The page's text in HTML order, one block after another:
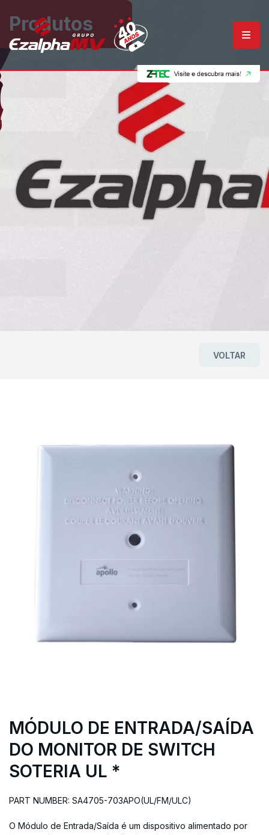
Produtos
VOLTAR
MÓDULO DE ENTRADA/SAÍDA
DO MONITOR DE SWITCH
SOTERIA UL *
PART NUMBER: SA4705-703APO(UL/FM/ULC)
O Módulo de Entrada/Saída é um dispositivo alimentado por